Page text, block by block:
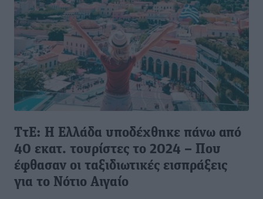
ΤτΕ: Η Ελλάδα υποδέχθηκε πάνω από
40 εκατ. τουρίστες το 2024 – Που
έφθασαν οι ταξιδιωτικές εισπράξεις
για το Νότιο Αιγαίο